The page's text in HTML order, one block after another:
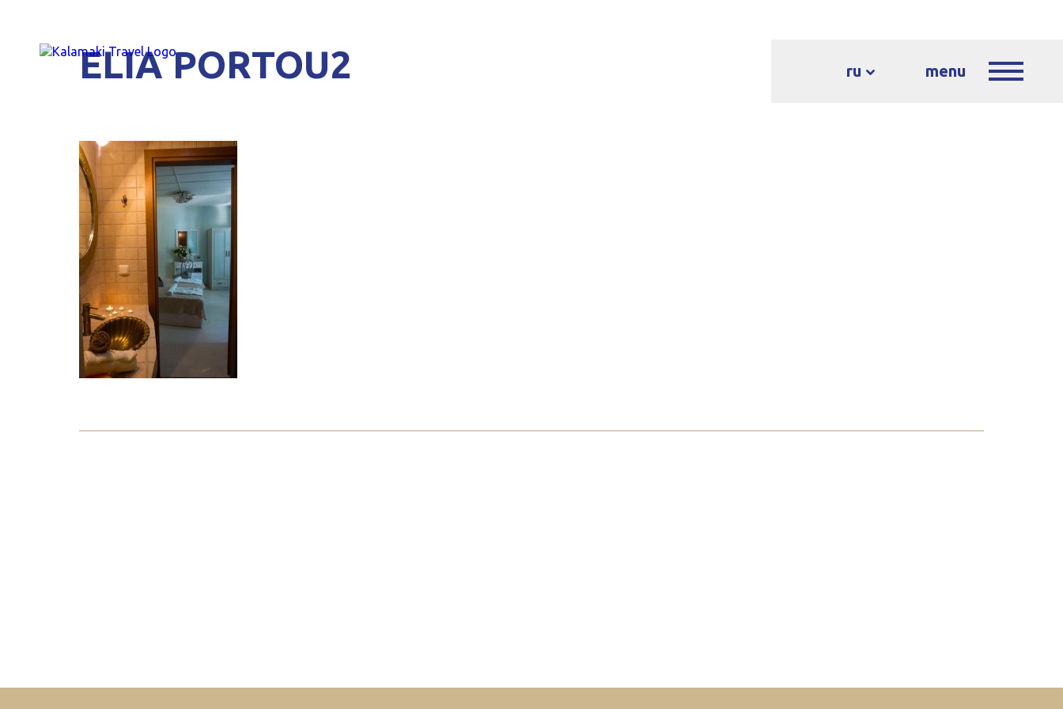
ru menu
ELIA PORTOU2